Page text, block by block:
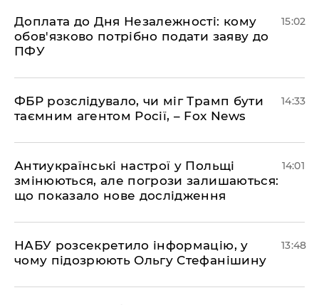
Доплата до Дня Незалежності: кому
обов'язково потрібно подати заяву до
ПФУ
15:02
ФБР розслідувало, чи міг Трамп бути
таємним агентом Росії, – Fox News
14:33
Антиукраїнські настрої у Польщі
змінюються, але погрози залишаються:
що показало нове дослідження
14:01
НАБУ розсекретило інформацію, у
чому підозрюють Ольгу Стефанішину
13:48